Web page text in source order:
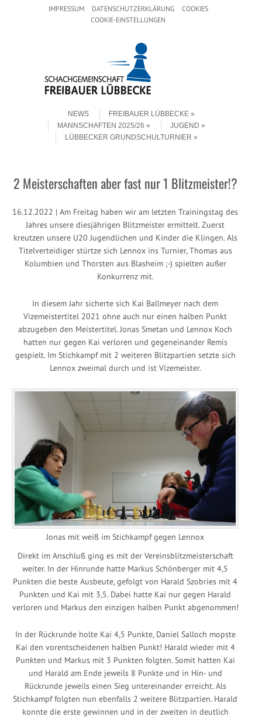
IMPRESSUM DATENSCHUTZERKLÄRUNG
COOKIES
COOKIE-EINSTELLUNGEN
NEWS
FREIBAUER LÜBBECKE
MANNSCHAFTEN 2025/26
JUGEND
LÜBBECKER GRUNDSCHULTURNIER
2 Meisterschaften aber fast nur 1 Blitzmeister!?
16.12.2022 | Am Freitag haben wir am letzten Trainingstag des
Jahres unsere diesjährigen Blitzmeister ermittelt. Zuerst
kreutzen unsere U20 Jugendlichen und Kinder die Klingen. Als
Titelverteidiger stürtze sich Lennox ins Turnier, Thomas aus
Kolumbien und Thorsten aus Blasheim ;-) spielten außer
Konkurrenz mit.
In diesem Jahr sicherte sich Kai Ballmeyer nach dem
Vizemeistertitel 2021 ohne auch nur einen halben Punkt
abzugeben den Meistertitel. Jonas Smetan und Lennox Koch
hatten nur gegen Kai verloren und gegeneinander Remis
gespielt. Im Stichkampf mit 2 weiteren Blitzpartien setzte sich
Lennox zweimal durch und ist Vizemeister.
Jonas mit weiß im Stichkampf gegen Lennox
Direkt im Anschluß ging es mit der Vereinsblitzmeisterschaft
weiter. In der Hinrunde hatte Markus Schönberger mit 4,5
Punkten die beste Ausbeute, gefolgt von Harald Szobries mit 4
Punkten und Kai mit 3,5. Dabei hatte Kai nur gegen Harald
verloren und Markus den einzigen halben Punkt abgenommen!
In der Rückrunde holte Kai 4,5 Punkte, Daniel Salloch mopste
Kai den vorentscheidenen halben Punkt! Harald wieder mit 4
Punkten und Markus mit 3 Punkten folgten. Somit hatten Kai
und Harald am Ende jeweils 8 Punkte und in Hin- und
Rückrunde jeweils einen Sieg untereinander erreicht. Als
Stichkampf folgten nun ebenfalls 2 weitere Blitzpartien. Harald
konnte die erste gewinnen und in der zweiten in deutlich